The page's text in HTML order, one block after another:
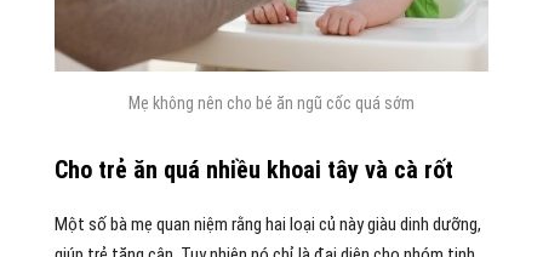
Mẹ không nên cho bé ăn ngũ cốc quá sớm
Cho trẻ ăn quá nhiều khoai tây và cà rốt
Một số bà mẹ quan niệm rằng hai loại củ này giàu dinh dưỡng,